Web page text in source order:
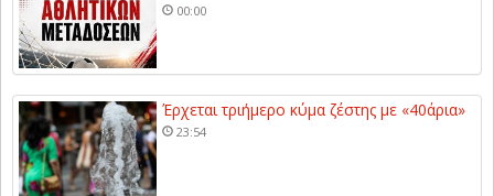
00:00
Έρχεται τριήμερο κύμα ζέστης με «40άρια»
23:54